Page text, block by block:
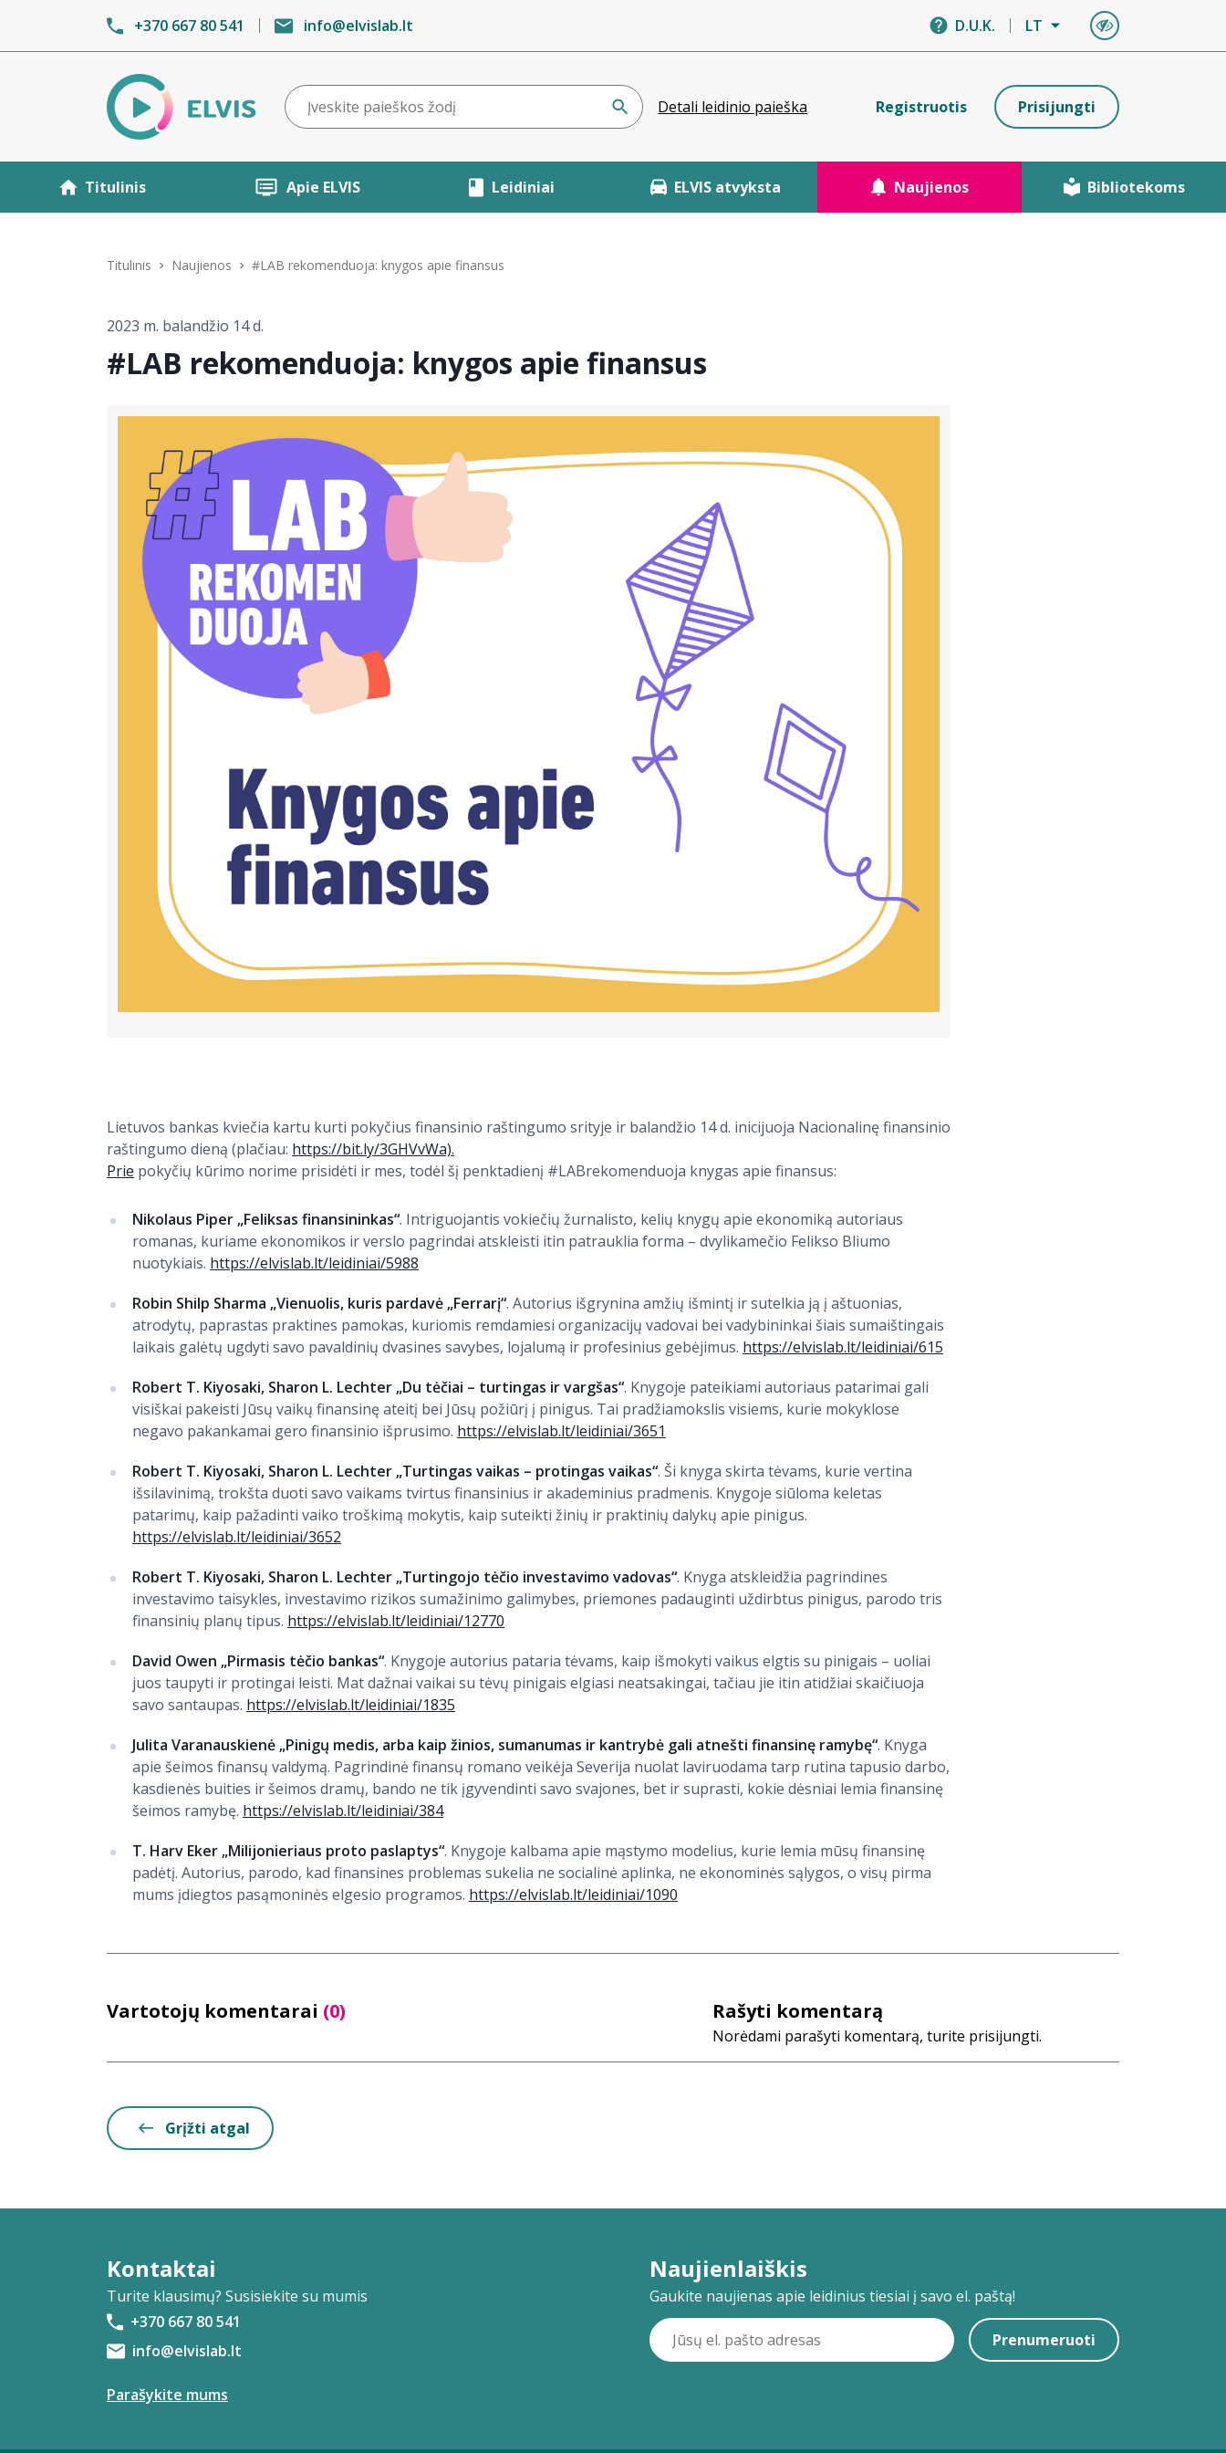
+370 667 80 541 info@elvislab.lt D.U.K. LT
Detali leidinio paieška Registruotis Prisijungti
Titulinis Apie ELVIS Leidiniai ELVIS atvyksta Naujienos Bibliotekoms
Titulinis Naujienos #LAB rekomenduoja: knygos apie finansus
2023 m. balandžio 14 d.
#LAB rekomenduoja: knygos apie finansus
Lietuvos bankas kviečia kartu kurti pokyčius finansinio raštingumo srityje ir balandžio 14 d. inicijuoja Nacionalinę finansinio
raštingumo dieną (plačiau: https://bit.ly/3GHVvWa).
Prie pokyčių kūrimo norime prisidėti ir mes, todėl šį penktadienį #LABrekomenduoja knygas apie finansus:
Nikolaus Piper „Feliksas finansininkas“. Intriguojantis vokiečių žurnalisto, kelių knygų apie ekonomiką autoriaus
romanas, kuriame ekonomikos ir verslo pagrindai atskleisti itin patrauklia forma – dvylikamečio Felikso Bliumo
nuotykiais. https://elvislab.lt/leidiniai/5988
Robin Shilp Sharma „Vienuolis, kuris pardavė „Ferrarį“. Autorius išgrynina amžių išmintį ir sutelkia ją į aštuonias,
atrodytų, paprastas praktines pamokas, kuriomis remdamiesi organizacijų vadovai bei vadybininkai šiais sumaištingais
laikais galėtų ugdyti savo pavaldinių dvasines savybes, lojalumą ir profesinius gebėjimus. https://elvislab.lt/leidiniai/615
Robert T. Kiyosaki, Sharon L. Lechter „Du tėčiai – turtingas ir vargšas“. Knygoje pateikiami autoriaus patarimai gali
visiškai pakeisti Jūsų vaikų finansinę ateitį bei Jūsų požiūrį į pinigus. Tai pradžiamokslis visiems, kurie mokyklose
negavo pakankamai gero finansinio išprusimo. https://elvislab.lt/leidiniai/3651
Robert T. Kiyosaki, Sharon L. Lechter „Turtingas vaikas – protingas vaikas“. Ši knyga skirta tėvams, kurie vertina
išsilavinimą, trokšta duoti savo vaikams tvirtus finansinius ir akademinius pradmenis. Knygoje siūloma keletas
patarimų, kaip pažadinti vaiko troškimą mokytis, kaip suteikti žinių ir praktinių dalykų apie pinigus.
https://elvislab.lt/leidiniai/3652
Robert T. Kiyosaki, Sharon L. Lechter „Turtingojo tėčio investavimo vadovas“. Knyga atskleidžia pagrindines
investavimo taisykles, investavimo rizikos sumažinimo galimybes, priemones padauginti uždirbtus pinigus, parodo tris
finansinių planų tipus. https://elvislab.lt/leidiniai/12770
David Owen „Pirmasis tėčio bankas“. Knygoje autorius pataria tėvams, kaip išmokyti vaikus elgtis su pinigais – uoliai
juos taupyti ir protingai leisti. Mat dažnai vaikai su tėvų pinigais elgiasi neatsakingai, tačiau jie itin atidžiai skaičiuoja
savo santaupas. https://elvislab.lt/leidiniai/1835
Julita Varanauskienė „Pinigų medis, arba kaip žinios, sumanumas ir kantrybė gali atnešti finansinę ramybę“. Knyga
apie šeimos finansų valdymą. Pagrindinė finansų romano veikėja Severija nuolat laviruodama tarp rutina tapusio darbo,
kasdienės buities ir šeimos dramų, bando ne tik įgyvendinti savo svajones, bet ir suprasti, kokie dėsniai lemia finansinę
šeimos ramybę. https://elvislab.lt/leidiniai/384
T. Harv Eker „Milijonieriaus proto paslaptys“. Knygoje kalbama apie mąstymo modelius, kurie lemia mūsų finansinę
padėtį. Autorius, parodo, kad finansines problemas sukelia ne socialinė aplinka, ne ekonominės sąlygos, o visų pirma
mums įdiegtos pasąmoninės elgesio programos. https://elvislab.lt/leidiniai/1090
Vartotojų komentarai (0) Rašyti komentarą
Norėdami parašyti komentarą, turite prisijungti.
Grįžti atgal
Kontaktai
Turite klausimų? Susisiekite su mumis
+370 667 80 541
info@elvislab.lt
Parašykite mums
Naujienlaiškis
Gaukite naujienas apie leidinius tiesiai į savo el. paštą!
Prenumeruoti